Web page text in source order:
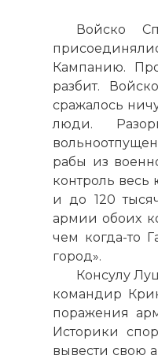
Войско
Кампанию.
разбит.
сражалось
люди.
рабы из
контроль весь
и до 120
армии обоих
чем когда-то
город».
Консулу
командир
поражения
Историки
вывести свою